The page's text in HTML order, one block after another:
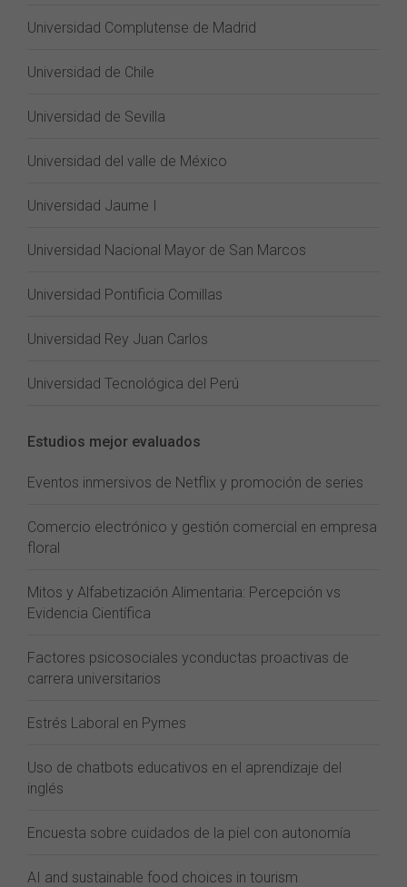
Universidad Complutense de Madrid
Universidad de Chile
Universidad de Sevilla
Universidad del valle de México
Universidad Jaume I
Universidad Nacional Mayor de San Marcos
Universidad Pontificia Comillas
Universidad Rey Juan Carlos
Universidad Tecnológica del Perú
Estudios mejor evaluados
Eventos inmersivos de Netflix y promoción de series
Comercio electrónico y gestión comercial en empresa
floral
Mitos y Alfabetización Alimentaria: Percepción vs
Evidencia Científica
Factores psicosociales yconductas proactivas de
carrera universitarios
Estrés Laboral en Pymes
Uso de chatbots educativos en el aprendizaje del
inglés
Encuesta sobre cuidados de la piel con autonomía
AI and sustainable food choices in tourism